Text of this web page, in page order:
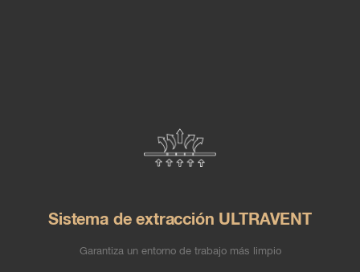
Sistema de extracción ULTRAVENT
Garantiza un entorno de trabajo más limpio